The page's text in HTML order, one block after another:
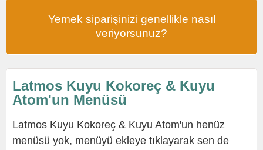
Yemek siparişinizi genellikle nasıl
veriyorsunuz?
Latmos Kuyu Kokoreç & Kuyu
Atom'un Menüsü
Latmos Kuyu Kokoreç & Kuyu Atom'un henüz
menüsü yok, menüyü ekleye tıklayarak sen de